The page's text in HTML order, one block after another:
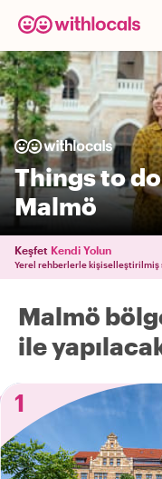
Things to
Malmö
Keşfet Kendi Yolun
Yerel rehberlerle kişiselleştirilmiş
Malmö
ile
1